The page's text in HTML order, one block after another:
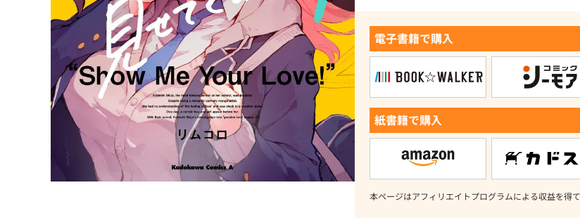
電子書籍で購入
紙書籍で購入
本ページはアフィリエイトプログラムによる収益を得